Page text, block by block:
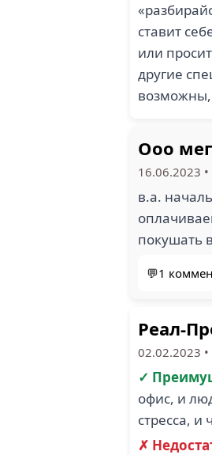
ставит
или
другие
возможны,
Ооо
16.06.2023 •
в.а.
покушать
💬1
Реал-
02.02.2023 •
✓
офис, и
стресса, и
✗